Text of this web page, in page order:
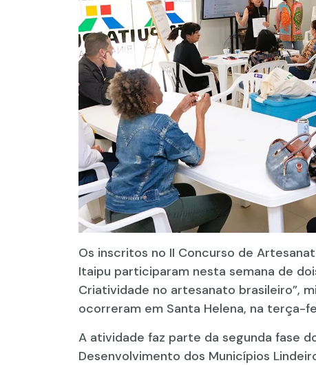
Os inscritos no II Concurso de
Itaipu participaram nesta semana de
Criatividade no artesanato brasileiro”,
ocorreram em Santa Helena, na terça-
A atividade faz parte da segunda fase
Desenvolvimento dos Municípios